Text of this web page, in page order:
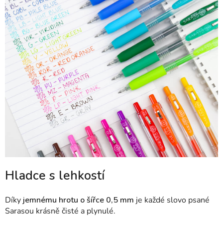
Hladce s lehkostí
Díky jemnému hrotu o šířce 0,5 mm je každé slovo psané
Sarasou krásně čisté a plynulé.